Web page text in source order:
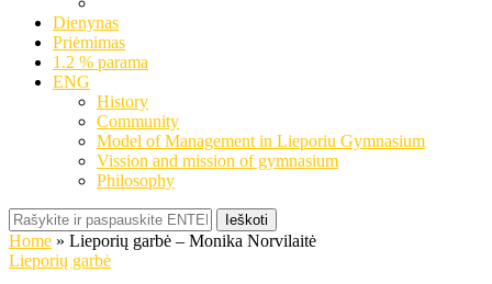
Dienynas
Priėmimas
1.2 % parama
ENG
History
Community
Model of Management in Lieporiu Gymnasium
Vission and mission of gymnasium
Philosophy
Ieškoti
Home » Lieporių garbė – Monika Norvilaitė
Lieporių garbė